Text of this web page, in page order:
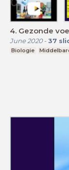
4. Gezonde
June 2020- 37
Biologie